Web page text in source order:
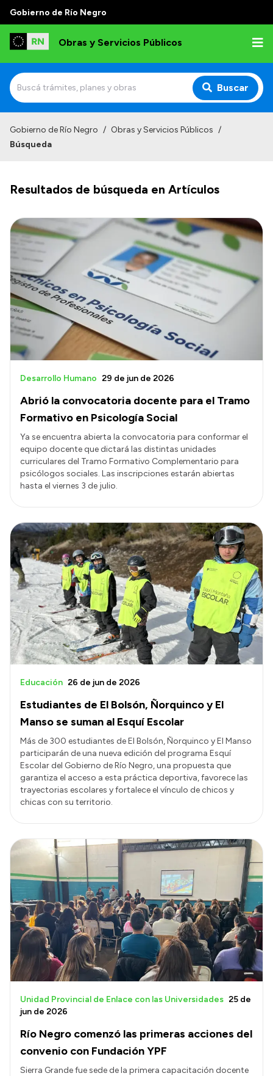
Gobierno de Río Negro
Obras y Servicios Públicos
Buscar
Delegaciones
Normativa
Consejo de Obras Públicas
Transparencia
Presupuesto
Boletín Oficial
Compras y licitaciones
Consulta de expedientes
Consulta de pago a proveedores
Convocatorias
Intranet
Login
Gobierno de Río Negro / Obras y Servicios Públicos /
Búsqueda
Resultados de búsqueda en Artículos
Abrió la convocatoria docente para el Tramo
Formativo en Psicología Social
Desarrollo Humano 29 de jun de 2026
Ya se encuentra abierta la convocatoria para conformar el
equipo docente que dictará las distintas unidades
curriculares del Tramo Formativo Complementario para
psicólogos sociales. Las inscripciones estarán abiertas
hasta el viernes 3 de julio.
Estudiantes de El Bolsón, Ñorquinco y El
Manso se suman al Esquí Escolar
Educación 26 de jun de 2026
Más de 300 estudiantes de El Bolsón, Ñorquinco y El Manso
participarán de una nueva edición del programa Esquí
Escolar del Gobierno de Río Negro, una propuesta que
garantiza el acceso a esta práctica deportiva, favorece las
trayectorias escolares y fortalece el vínculo de chicos y
chicas con su territorio.
Río Negro comenzó las primeras acciones del
convenio con Fundación YPF
Unidad Provincial de Enlace con las Universidades 25 de
jun de 2026
Sierra Grande fue sede de la primera capacitación docente